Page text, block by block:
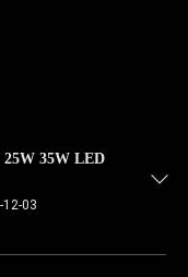
25W 35W LED
03